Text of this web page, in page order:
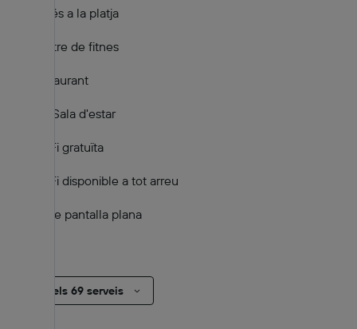
Accés a la platja
Centre de fitnes
Restaurant
Bar/Sala d'estar
Wi-Fi gratuïta
Wi-Fi disponible a tot arreu
TV de pantalla plana
Mostra els 69 serveis